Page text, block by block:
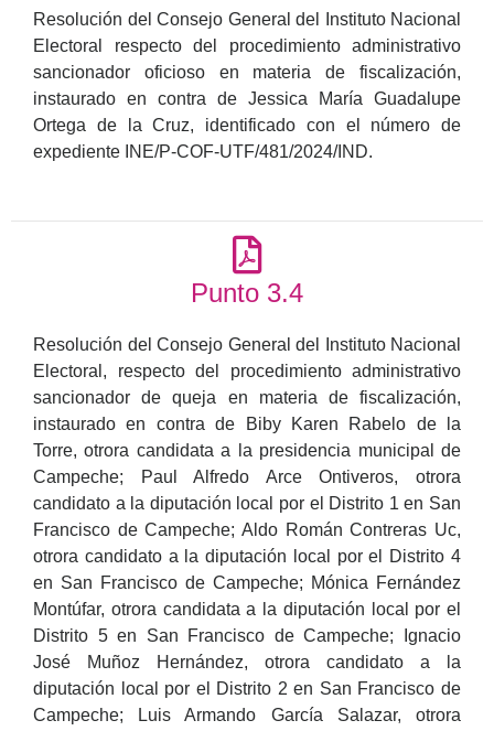
Resolución del Consejo General del Instituto Nacional
Electoral respecto del procedimiento administrativo
sancionador oficioso en materia de fiscalización,
instaurado en contra de Jessica María Guadalupe
Ortega de la Cruz, identificado con el número de
expediente INE/P-COF-UTF/481/2024/IND.
Punto 3.4
Resolución del Consejo General del Instituto Nacional
Electoral, respecto del procedimiento administrativo
sancionador de queja en materia de fiscalización,
instaurado en contra de Biby Karen Rabelo de la
Torre, otrora candidata a la presidencia municipal de
Campeche; Paul Alfredo Arce Ontiveros, otrora
candidato a la diputación local por el Distrito 1 en San
Francisco de Campeche; Aldo Román Contreras Uc,
otrora candidato a la diputación local por el Distrito 4
en San Francisco de Campeche; Mónica Fernández
Montúfar, otrora candidata a la diputación local por el
Distrito 5 en San Francisco de Campeche; Ignacio
José Muñoz Hernández, otrora candidato a la
diputación local por el Distrito 2 en San Francisco de
Campeche; Luis Armando García Salazar, otrora